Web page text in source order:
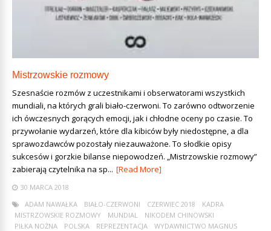
Mistrzowskie rozmowy
Szesnaście rozmów z uczestnikami i obserwatorami wszystkich
mundiali, na których grali biało-czerwoni. To zarówno odtworzenie
ich ówczesnych gorących emocji, jak i chłodne oceny po czasie. To
przywołanie wydarzeń, które dla kibiców były niedostępne, a dla
sprawozdawców pozostały niezauważone. To słodkie opisy
sukcesów i gorzkie bilanse niepowodzeń. „Mistrzowskie rozmowy”
zabierają czytelnika na sp... [Read More]
30 MARCA 2018
ADAM NAWAŁKA
BIAŁO-CZERWONI CZERWIEC 2018
KADRA
MISTRZOWSKIE ROZMOWY
MUNDIAL
NIKODEM CHINOWSKI
PIŁKA NOŻNA
POLSKA REPREZENTACJA
WYDAWNICTWO MAGNUS